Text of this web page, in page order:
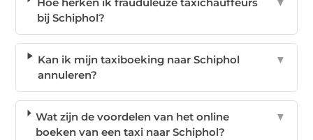
Hoe herken ik frauduleuze taxichauffeurs
bij Schiphol?
▼
Kan ik mijn taxiboeking naar Schiphol
annuleren?
▼
Wat zijn de voordelen van het online
boeken van een taxi naar Schiphol?
▼